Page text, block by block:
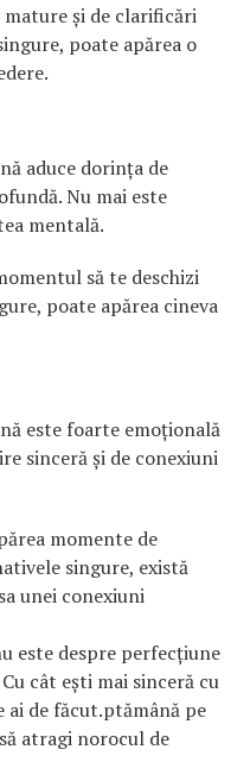
și de clarificări
poate apărea o
aduce dorința de
Nu mai este
mentală.
să te deschizi
poate apărea cineva
este foarte emoțională
sinceră și de conexiuni
momente de
singure, există
unei conexiuni
este despre perfecțiune
cât ești mai sinceră cu
de făcut.ptămână pe
atragi norocul de